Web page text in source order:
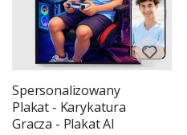
Spersonalizowany
Plakat - Karykatura
Gracza - Plakat AI